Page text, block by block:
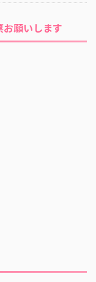
願いします